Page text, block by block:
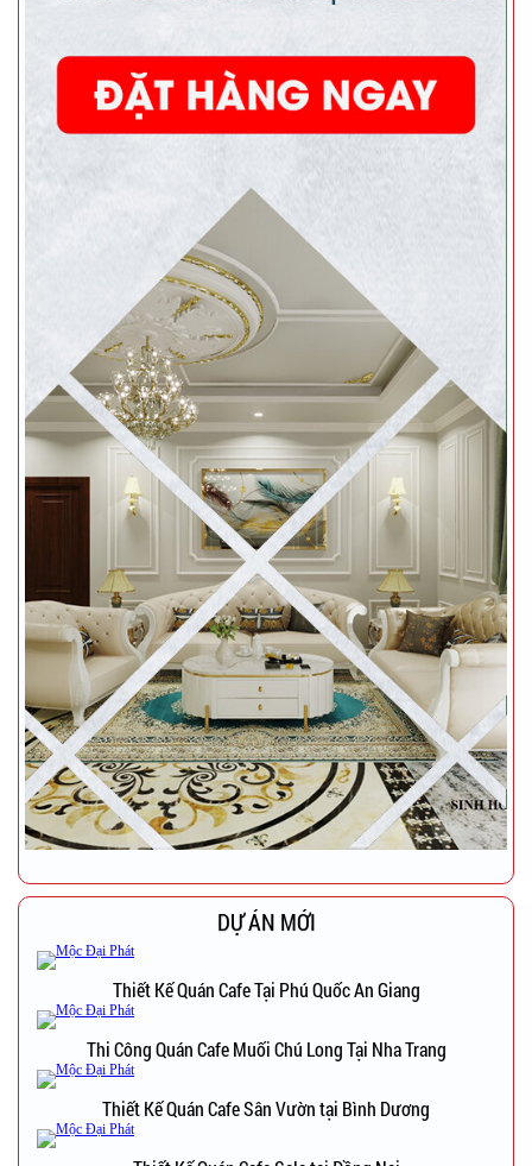
DỰ ÁN MỚI
Thiết Kế Quán Cafe Tại Phú Quốc An Giang
Thi Công Quán Cafe Muối Chú Long Tại Nha Trang
Thiết Kế Quán Cafe Sân Vườn tại Bình Dương